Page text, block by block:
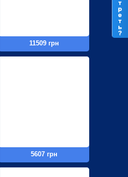
11509 грн
5607 грн